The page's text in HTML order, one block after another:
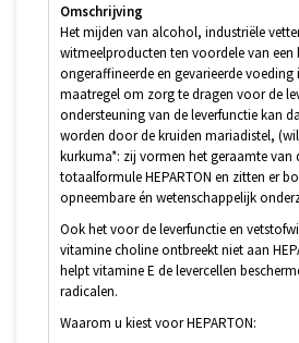
Omschrijving
Het mijden van alcohol, industriële
witmeelproducten ten voordele van een
ongeraffineerde en gevarieerde voeding
maatregel om zorg te dragen voor de
ondersteuning van de leverfunctie kan
worden door de kruiden mariadistel,
kurkuma*: zij vormen het geraamte van
totaalformule HEPARTON en zitten er
opneembare én wetenschappelijk
Ook het voor de leverfunctie en
vitamine choline ontbreekt niet aan
helpt vitamine E de levercellen
radicalen.
Waarom u kiest voor HEPARTON: